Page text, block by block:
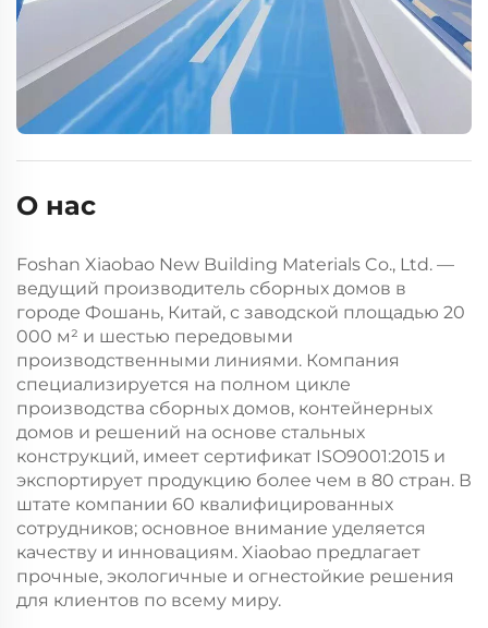
О нас
Foshan Xiaobao New Building Materials Co., Ltd. —
ведущий производитель сборных домов в
городе Фошань, Китай, с заводской площадью 20
000 м² и шестью передовыми
производственными линиями. Компания
специализируется на полном цикле
производства сборных домов, контейнерных
домов и решений на основе стальных
конструкций, имеет сертификат ISO9001:2015 и
экспортирует продукцию более чем в 80 стран. В
штате компании 60 квалифицированных
сотрудников; основное внимание уделяется
качеству и инновациям. Xiaobao предлагает
прочные, экологичные и огнестойкие решения
для клиентов по всему миру.